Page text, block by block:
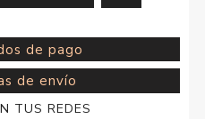
de pago
de envío
TUS REDES